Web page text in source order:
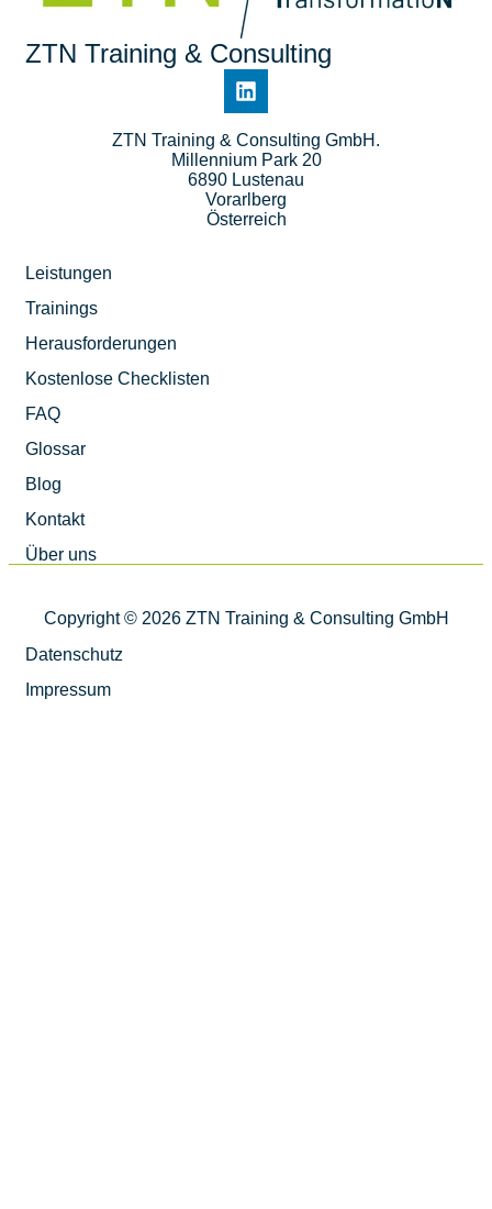
ZTN Training & Consulting
ZTN Training & Consulting GmbH.
Millennium Park 20
6890 Lustenau
Vorarlberg
Österreich
Leistungen
Trainings
Herausforderungen
Kostenlose Checklisten
FAQ
Glossar
Blog
Kontakt
Über uns
Copyright © 2026 ZTN Training & Consulting GmbH
Datenschutz
Impressum